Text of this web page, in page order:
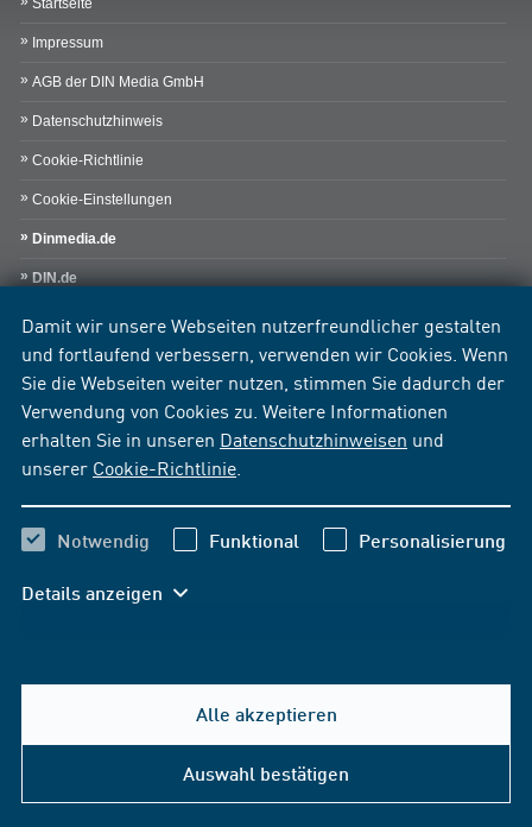
Damit wir unsere Webseiten nutzerfreundlicher gestalten
und fortlaufend verbessern, verwenden wir Cookies. Wenn
Sie die Webseiten weiter nutzen, stimmen Sie dadurch der
Verwendung von Cookies zu. Weitere Informationen
erhalten Sie in unseren Datenschutzhinweisen und
unserer Cookie-Richtlinie
Notwendig Funktional Personalisierung
Details anzeigen
Alle akzeptieren
Auswahl bestätigen
Startseite
Impressum
AGB der DIN Media GmbH
Datenschutzhinweis
Cookie-Richtlinie
Cookie-Einstellungen
Dinmedia.de
DIN.de
Bleiben Sie auf dem neuesten Stand!
News per Facebook
Hilfe & Kontakt